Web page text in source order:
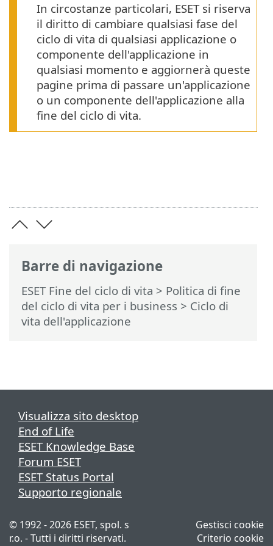
Barre di navigazione
ESET Fine del ciclo di vita > Politica di fine
del ciclo di vita per i business > Ciclo di
vita dell'applicazione
In circostanze particolari, ESET si riserva
il diritto di cambiare qualsiasi fase del
ciclo di vita di qualsiasi applicazione o
componente dell'applicazione in
qualsiasi momento e aggiornerà queste
pagine prima di passare un'applicazione
o un componente dell'applicazione alla
fine del ciclo di vita.
Visualizza sito desktop
End of Life
ESET Knowledge Base
Forum ESET
ESET Status Portal
Supporto regionale
© 1992 - 2026 ESET, spol. s
r.o. - Tutti i diritti riservati.
Gestisci cookie
Criterio cookie